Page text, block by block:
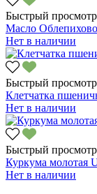
Быстрый просмотр
Масло
Нет в наличии
Быстрый просмотр
Клетчатка
Нет в наличии
Быстрый просмотр
Куркума молотая
Нет в наличии